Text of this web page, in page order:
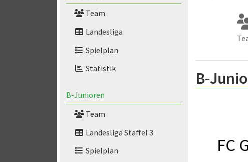
Team
Landesliga
Spielplan
Statistik
B-Junioren
Team
Landesliga Staffel 3
Spielplan
B-
FC